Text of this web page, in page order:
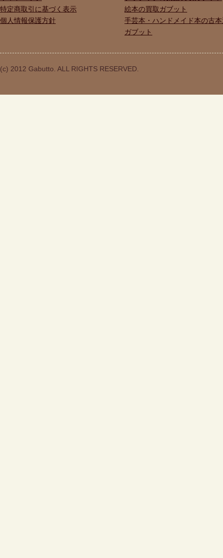
特定商取引に基づく表示
個人情報保護方針
絵本の買取ガブット
手芸本・ハンドメイド本の古
ガブット
(c) 2012 Gabutto. ALL RIGHTS RESERVED.